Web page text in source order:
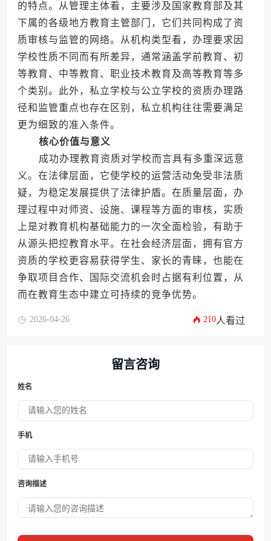
的特点。从管理主体看，主要涉及国家教育部及其
下属的各级地方教育主管部门，它们共同构成了资
质审核与监管的网络。从机构类型看，办理要求因
学校性质不同而有所差异，通常涵盖学前教育、初
等教育、中等教育、职业技术教育及高等教育等多
个类别。此外，私立学校与公立学校的资质办理路
径和监管重点也存在区别，私立机构往往需要满足
更为细致的准入条件。
核心价值与意义
成功办理教育资质对学校而言具有多重深远意
义。在法律层面，它使学校的运营活动免受非法质
疑，为稳定发展提供了法律护盾。在质量层面，办
理过程中对师资、设施、课程等方面的审核，实质
上是对教育机构基础能力的一次全面检验，有助于
从源头把控教育水平。在社会经济层面，拥有官方
资质的学校更容易获得学生、家长的青睐，也能在
争取项目合作、国际交流机会时占据有利位置，从
而在教育生态中建立可持续的竞争优势。
2026-04-26 210人看过
留言咨询
姓名
手机
咨询描述